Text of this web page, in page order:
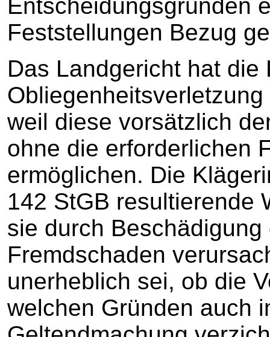
Entscheidungsgründen
Feststellungen Bezug
Das Landgericht hat
weil diese vorsätzlich
ohne die erforderlichen
ermöglichen. Die
142 StGB resultierende
sie durch
Fremdschaden
unerheblich sei, ob die
welchen Gründen auch